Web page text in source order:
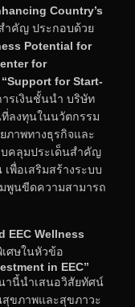
Country’s
ำคัญ ประกอบด้วย
Potential for
for
“Support for Start-
รเงินชั้นนำ บริษัท
ลงทุนในนวัตกรรม
ภาพทางธุรกิจและ
คลุมประเด็นสำคัญ
พื่อเสริมสร้างระบบ
พูนขีดความสามารถ
EEC Wellness
ศษในหัวข้อ
in EEC”
านี้นำเสนอวิสัยทัศน์
ขภาพและสุขภาวะ